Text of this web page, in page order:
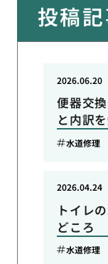
投稿
便器交
と内訳
2026.06.20
水道修理
トイレ
どころ
2026.04.24
水道修理